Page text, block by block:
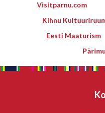
Visitparnu.com
Kihnu
Eesti Maaturism